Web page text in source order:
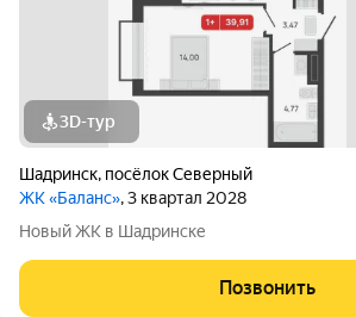
3D-тур
Шадринск, посёлок Северный
ЖК «Баланс», 3 квартал 2028
Новый ЖК в Шадринске
Позвонить